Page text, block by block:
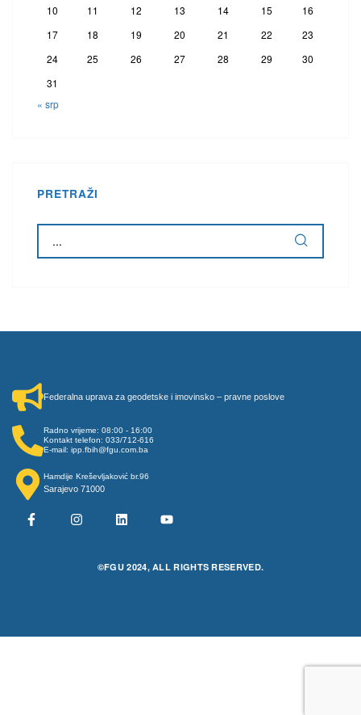
10
11 12 13 14 15
16
17
18 19 20 21 22
23
24
25 26 27 28 29
30
31
« srp
PRETRAŽI
Federalna uprava za geodetske i imovinsko – pravne poslove
Radno vrijeme: 08:00 - 16:00
Kontakt telefon: 033/712-616
E-mail: ipp.fbih@fgu.com.ba
Hamdije Kreševljaković br.96
Sarajevo 71000
©FGU 2024, ALL RIGHTS RESERVED.